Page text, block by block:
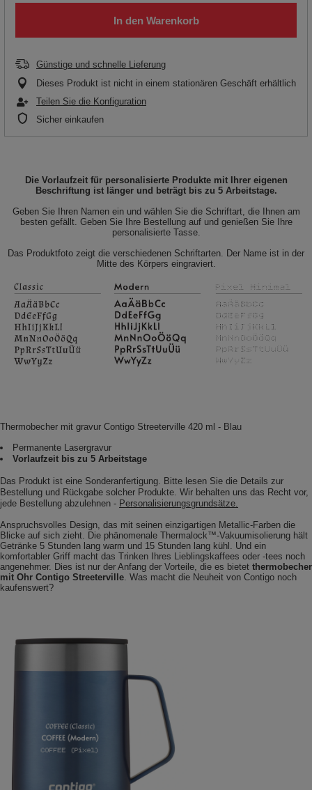
In den Warenkorb
Günstige und schnelle Lieferung
Dieses Produkt ist nicht in einem stationären Geschäft erhältlich
Teilen Sie die Konfiguration
Sicher einkaufen
Die Vorlaufzeit für personalisierte Produkte mit Ihrer eigenen
Beschriftung ist länger und beträgt bis zu 5 Arbeitstage.
Geben Sie Ihren Namen ein und wählen Sie die Schriftart, die Ihnen am
besten gefällt. Geben Sie Ihre Bestellung auf und genießen Sie Ihre
personalisierte Tasse.
Das Produktfoto zeigt die verschiedenen Schriftarten. Der Name ist in der
Mitte des Körpers eingraviert.
Thermobecher mit gravur Contigo Streeterville 420 ml - Blau
Permanente Lasergravur
Vorlaufzeit bis zu 5 Arbeitstage
Das Produkt ist eine Sonderanfertigung. Bitte lesen Sie die Details zur
Bestellung und Rückgabe solcher Produkte. Wir behalten uns das Recht vor,
jede Bestellung abzulehnen - Personalisierungsgrundsätze.
Anspruchsvolles Design, das mit seinen einzigartigen Metallic-Farben die
Blicke auf sich zieht. Die phänomenale Thermalock™-Vakuumisolierung hält
Getränke 5 Stunden lang warm und 15 Stunden lang kühl. Und ein
komfortabler Griff macht das Trinken Ihres Lieblingskaffees oder -tees noch
angenehmer. Dies ist nur der Anfang der Vorteile, die es bietet thermobecher
mit Ohr Contigo Streeterville. Was macht die Neuheit von Contigo noch
kaufenswert?